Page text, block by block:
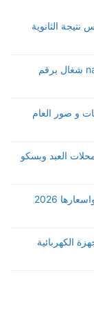
2026 برقم الجلوس نتيجة الثانوية
رابط نتيجة الدبلومات الفنية 2026 nategafany.emis شغال برقم
السنة الهجرية 1448- 2027 وكلمات و صور العام
في محلات العبد وبسكو
اجمل أماكن خروجة العيد في القاهرة والمحافظات واسعارها 2026
علي الاجهزة الكهربائية